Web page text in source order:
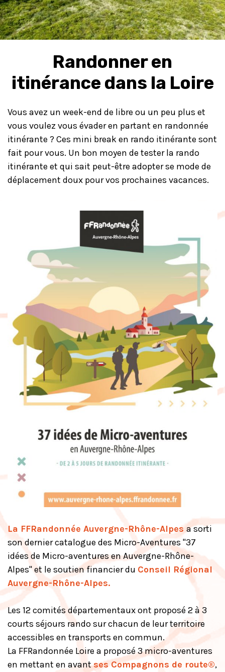
Randonner en
itinérance dans la Loire
Vous avez un week-end de libre ou un peu plus et
vous voulez vous évader en partant en randonnée
itinérante ? Ces mini break en rando itinérante sont
fait pour vous. Un bon moyen de tester la rando
itinérante et qui sait peut-être adopter se mode de
déplacement doux pour vos prochaines vacances.
La FFRandonnée Auvergne-Rhône-Alpes a sorti
son dernier catalogue des Micro-Aventures "37
idées de Micro-aventures en Auvergne-Rhône-
Alpes" et le soutien financier du Conseil Régional
Auvergne-Rhône-Alpes.
Les 12 comités départementaux ont proposé 2 à 3
courts séjours rando sur chacun de leur territoire
accessibles en transports en commun.
La FFRandonnée Loire a proposé 3 micro-aventures
en mettant en avantses Compagnons de route®,